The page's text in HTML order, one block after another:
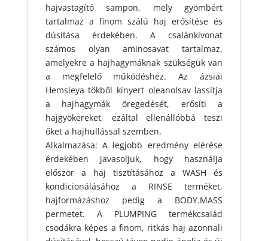
hajvastagító sampon, mely gyömbért
tartalmaz a finom szálú haj erősítése és
dúsítása érdekében. A csalánkivonat
számos olyan aminosavat tartalmaz,
amelyekre a hajhagymáknak szükségük van
a megfelelő működéshez. Az ázsiai
Hemsleya tökből kinyert oleanolsav lassítja
a hajhagymák öregedését, erősíti a
hajgyökereket, ezáltal ellenállóbbá teszi
őket a hajhullással szemben.
Alkalmazása: A legjobb eredmény elérése
érdekében javasoljuk, hogy használja
először a haj tisztításához a WASH és
kondicionálásához a RINSE terméket,
hajformázáshoz pedig a BODY.MASS
permetet. A PLUMPING termékcsalád
csodákra képes a finom, ritkás haj azonnali